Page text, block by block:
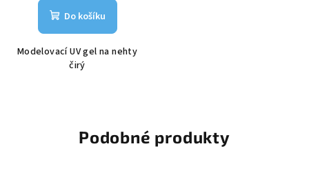
Do košíku
Modelovací UV gel na nehty
čirý
Podobné produkty